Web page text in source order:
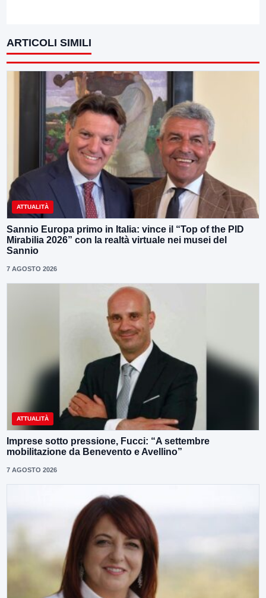
ARTICOLI SIMILI
ATTUALITÀ
Sannio Europa primo in Italia: vince il “Top of the PID
Mirabilia 2026” con la realtà virtuale nei musei del
Sannio
7 AGOSTO 2026
ATTUALITÀ
Imprese sotto pressione, Fucci: “A settembre
mobilitazione da Benevento e Avellino”
7 AGOSTO 2026